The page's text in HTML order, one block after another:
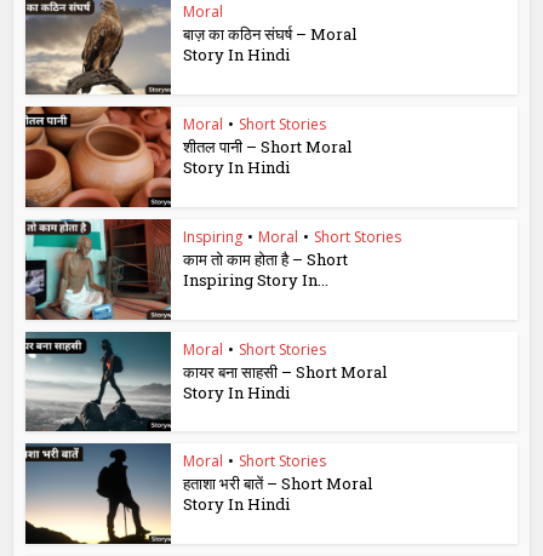
Moral
बाज़ का कठिन संघर्ष – Moral
Story In Hindi
Moral • Short Stories
शीतल पानी – Short Moral
Story In Hindi
Inspiring • Moral • Short Stories
काम तो काम होता है – Short
Inspiring Story In...
Moral • Short Stories
कायर बना साहसी – Short Moral
Story In Hindi
Moral • Short Stories
हताशा भरी बातें – Short Moral
Story In Hindi